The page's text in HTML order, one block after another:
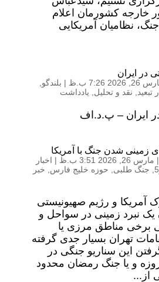
خارجه کشورمان اعلام
نظامیان آمریکایی
در ایران
2026 7:26 ب.ظ | بلندگو
تبعید نقد و تحلیل یادداشت
ایران – پ.د.اف
زمینی شدن جنگ با آمریکا
| مارس 26, 2026 3:51 ب.ظ | اخبار
جنگ طلبی حوزه خلیج فارس
خبر
آمریکا و رژیم صهیونیستی
یک نبرد زمینی در سواحل و
برخی مناطق مرزی یا
تهران بسیار جدی گرفته
این سناریو جنگی در
به جنگ 12 روزه و یا جنگ رمضان محدود
از...